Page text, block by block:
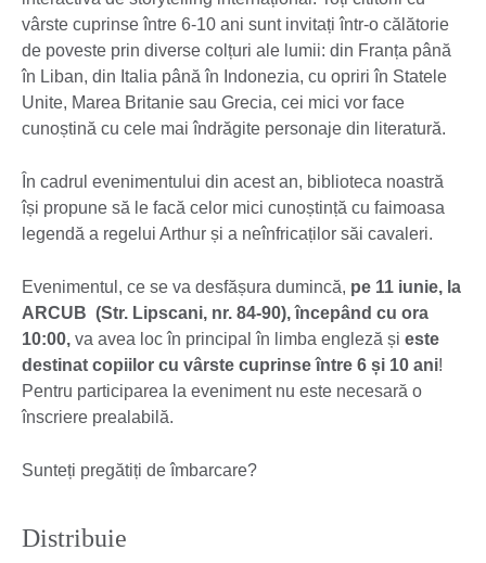
vârste cuprinse între 6-10 ani sunt invitați într-o călătorie
de poveste prin diverse colțuri ale lumii: din Franța până
în Liban, din Italia până în Indonezia, cu opriri în Statele
Unite, Marea Britanie sau Grecia, cei mici vor face
cunoștină cu cele mai îndrăgite personaje din literatură.
În cadrul evenimentului din acest an, biblioteca noastră
își propune să le facă celor mici cunoștință cu faimoasa
legendă a regelui Arthur și a neînfricaților săi cavaleri.
Evenimentul, ce se va desfășura dumincă, pe 11 iunie, la
ARCUB (Str. Lipscani, nr. 84-90), începând cu ora
10:00, va avea loc în principal în limba engleză și este
destinat copiilor cu vârste cuprinse între 6 și 10 ani!
Pentru participarea la eveniment nu este necesară o
înscriere prealabilă.
Sunteți pregătiți de îmbarcare?
Distribuie